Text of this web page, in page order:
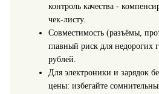
контроль качества -
чек-листу.
Совместимость (разъёмы,
главный риск для недорогих
рублей.
Для электроники и зарядок
цены: избегайте